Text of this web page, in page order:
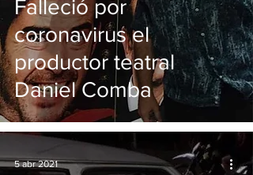
Falleció por
coronavirus el
productor teatral
Daniel Comba
5 abr 2021